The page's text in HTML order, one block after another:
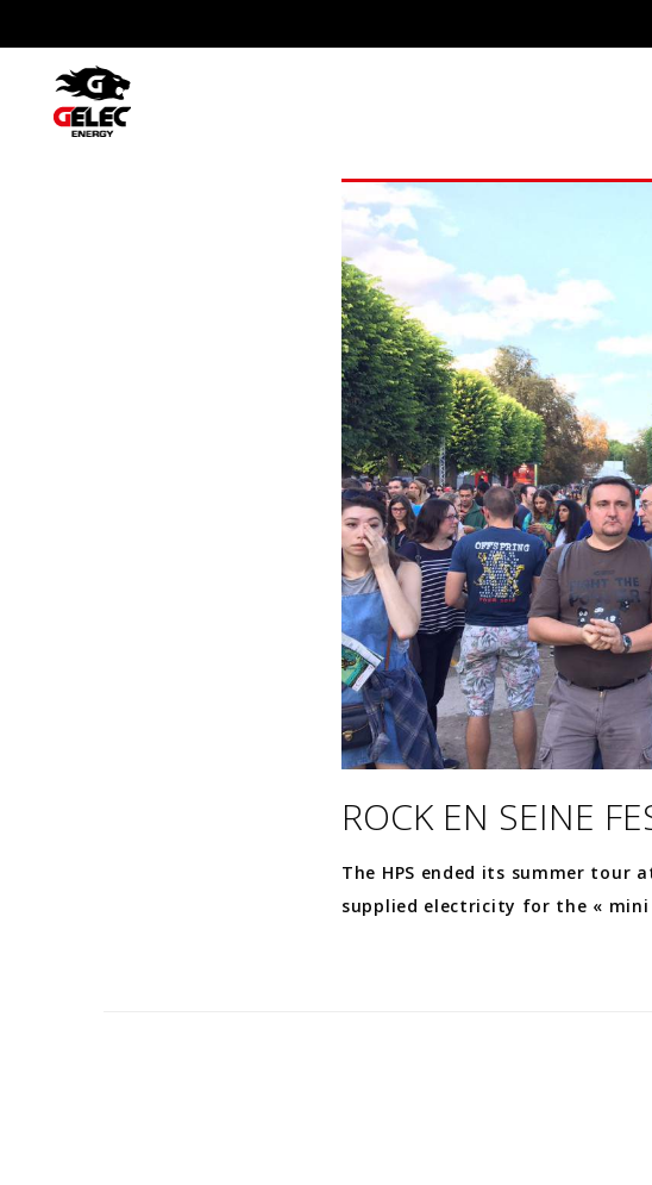
ROCK EN SEINE
The HPS ended its summer tour
supplied electricity for the « mini